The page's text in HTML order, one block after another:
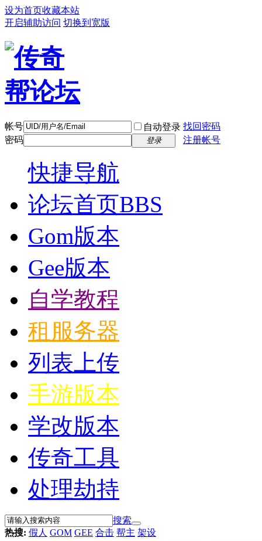
设为首页收藏本站
开启辅助访问 切换到宽版
帐号 自动登录 找回密码
密码
登录 注册帐号
快捷导航
论坛首页BBS
Gom版本
Gee版本
自学教程
租服务器
列表上传
手游版本
学改版本
传奇工具
处理劫持
搜索
热搜: 假人 GOM GEE 合击 帮主 架设